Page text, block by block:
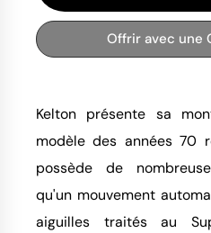
Offrir avec une
Kelton présente sa
modèle des années 70
possède de
qu'un mouvement
aiguilles traités au